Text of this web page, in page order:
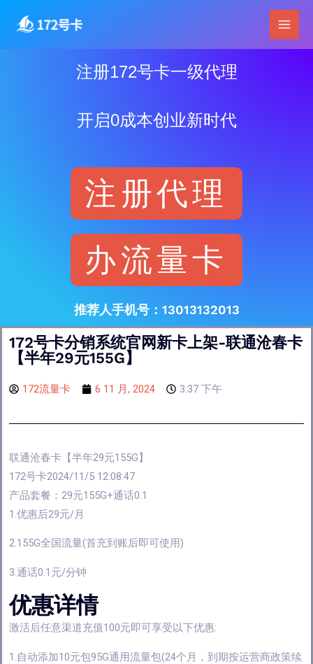
内
Main
注册172号卡一级代理
开启0成本创业新时代
注册代理
办流量卡
推荐人手机号：13013132013
172号卡分销系统官网新卡上架-联通沧春卡
【半年29元155G】
172流量卡 6 11 月, 2024 3:37 下午
联通沧春卡【半年29元155G】
172号卡2024/11/5 12:08:47
产品套餐：29元155G+通话0.1
1.优惠后29元/月
2.155G全国流量(首充到账后即可使用)
3.通话0.1元/分钟
优惠详情
激活后任意渠道充值100元即可享受以下优惠:
1.自动添加10元包95G通用流量包(24个月，到期按运营商政策续